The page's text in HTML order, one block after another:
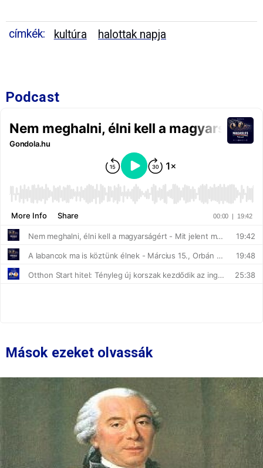
címkék: kultúra halottak napja
Podcast
Mások ezeket olvassák